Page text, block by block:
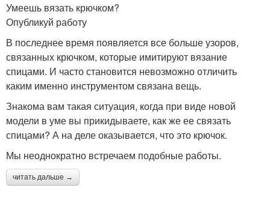
Умеешь вязать крючком?
Опубликуй работу
В последнее время появляется все больше узоров,
связанных крючком, которые имитируют вязание
спицами. И часто становится невозможно отличить
каким именно инструментом связана вещь.
Знакома вам такая ситуация, когда при виде новой
модели в уме вы прикидываете, как же ее связать
спицами? А на деле оказывается, что это крючок.
Мы неоднократно встречаем подобные работы.
читать дальше →